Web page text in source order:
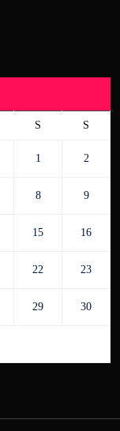
S S
1 2
8 9
15 16
22 23
29 30